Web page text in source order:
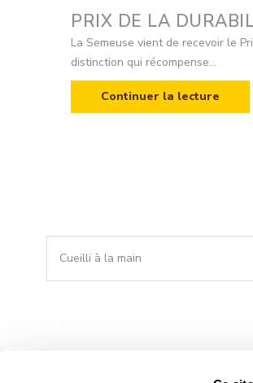
PRIX DE LA
La Semeuse vient de recevoir le
distinction qui récompense...
Continuer la lecture
Cueilli à la main